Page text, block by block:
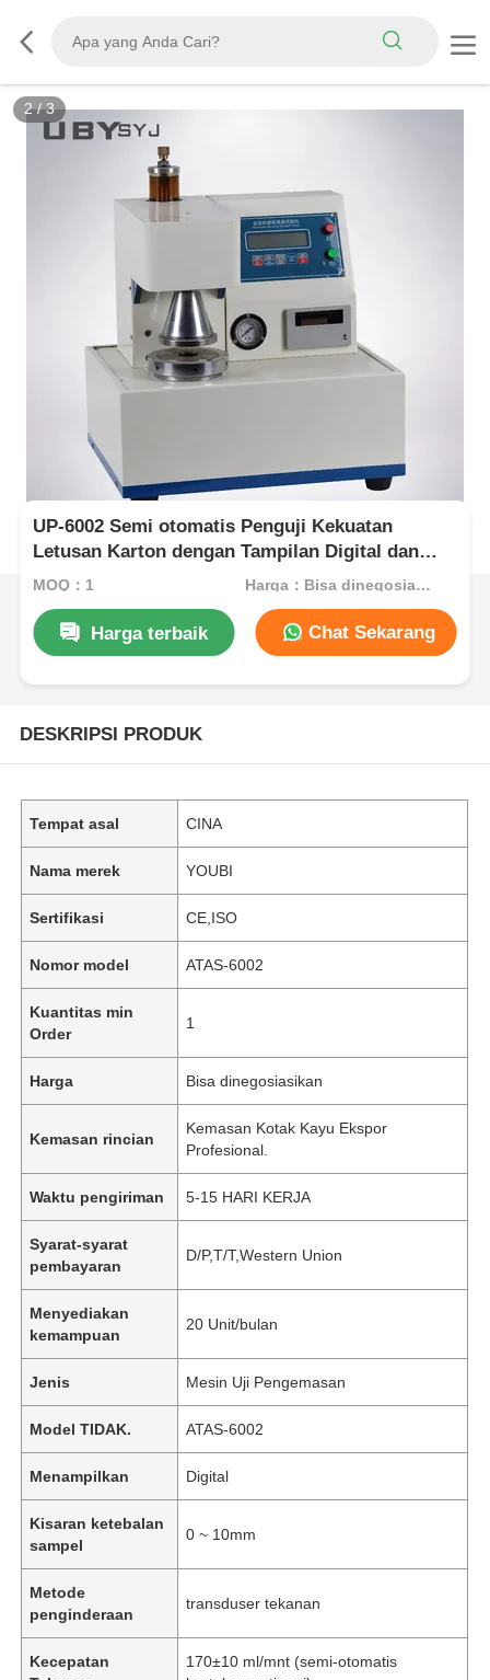
2/3
UP-6002 Semi otomatis Penguji Kekuatan
Letusan Karton dengan Tampilan Digital dan
Transduser Tekanan untuk Uji Letusan Kemasan
MOQ：1 Harga：Bisa dinegosiasikan
Harga terbaik Chat Sekarang
DESKRIPSI PRODUK
Tempat asal CINA
Nama merek YOUBI
Sertifikasi CE,ISO
Nomor model ATAS-6002
Kuantitas min
Order
1
Harga Bisa dinegosiasikan
Kemasan rincian
Kemasan Kotak Kayu Ekspor
Profesional.
Waktu pengiriman 5-15 HARI KERJA
Syarat-syarat
pembayaran
D/P,T/T,Western Union
Menyediakan
kemampuan
20 Unit/bulan
Jenis Mesin Uji Pengemasan
Model TIDAK. ATAS-6002
Menampilkan Digital
Kisaran ketebalan
sampel
0 ~ 10mm
Metode
penginderaan
transduser tekanan
Kecepatan
170±10 ml/mnt (semi-otomatis